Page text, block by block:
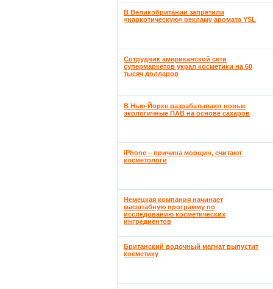
В Великобритании запретили
«наркотическую» рекламу аромата YSL
Сотрудник американской сети
супермаркетов украл косметики на 60
тысяч долларов
В Нью-Йорке разрабатывают новые
экологичные ПАВ на основе сахаров
iPhone – причина морщин, считают
косметологи
Немецкая компания начинает
масштабную программу по
исследованию косметических
ингредиентов
Британский водочный магнат выпустит
косметику